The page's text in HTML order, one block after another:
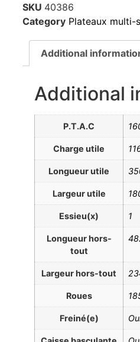
SKU 40386
Category Plateaux multi-
Additional
Additional
P.T.A.C
Charge utile
Longueur utile
Largeur utile
Essieu(x) 1
Longueur hors-
tout
Largeur hors-tout
Roues
Freiné(e)